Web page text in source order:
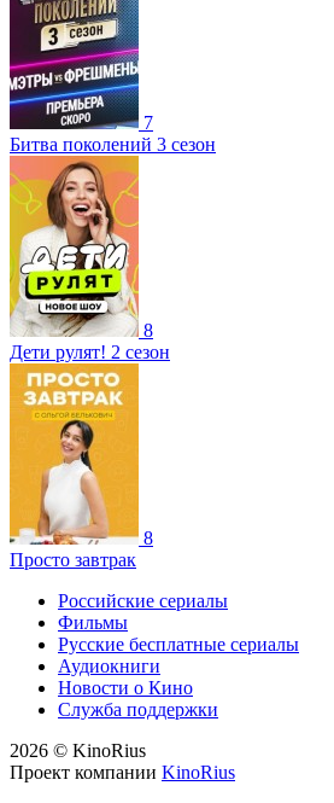
7
Битва поколений 3 сезон
8
Дети рулят! 2 сезон
8
Просто завтрак
Российские сериалы
Фильмы
Русские бесплатные сериалы
Аудиокниги
Новости о Кино
Служба поддержки
2026 © KinoRius
Проект компании KinoRius